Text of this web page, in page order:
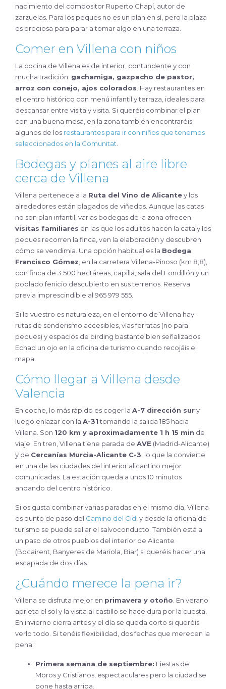
nacimiento del compositor Ruperto Chapí, autor de
zarzuelas. Para los peques no es un plan en sí, pero la plaza
es preciosa para parar a tomar algo en una terraza.
Comer en Villena con niños
La cocina de Villena es de interior, contundente y con
mucha tradición: gachamiga, gazpacho de pastor,
arroz con conejo, ajos colorados . Hay restaurantes en
el centro histórico con menú infantil y terraza, ideales para
descansar entre visita y visita. Si queréis combinar el plan
con una buena mesa, en la zona también encontraréis
algunos de los restaurantes para ir con niños que tenemos
seleccionados en la Comunitat
Bodegas y planes al aire libre
cerca de Villena
Villena pertenece a la Ruta del Vino de Alicantey los
alrededores están plagados de viñedos. Aunque las catas
no son plan infantil, varias bodegas de la zona ofrecen
visitas familiares en las que los adultos hacen la cata y los
peques recorren la finca, ven la elaboración y descubren
cómo se vendimia. Una opción habitual es la Bodega
Francisco Gómez , en la carretera Villena-Pinoso (km 8,8),
con finca de 3.500 hectáreas, capilla, sala del Fondillón y un
poblado fenicio descubierto en sus terrenos. Reserva
previa imprescindible al 965 979 555.
Si lo vuestro es naturaleza, en el entorno de Villena hay
rutas de senderismo accesibles, vías ferratas (no para
peques) y espacios de birding bastante bien señalizados.
Echad un ojo en la oficina de turismo cuando recojáis el
mapa.
Cómo llegar a Villena desde
Valencia
En coche, lo más rápido es coger la A-7 dirección sury
luego enlazar con la A-31tomando la salida 185 hacia
Villena. Son 120 km y aproximadamente 1 h 15 min de
viaje. En tren, Villena tiene parada de AVE (Madrid-Alicante)
y de Cercanías Murcia-Alicante C-3 , lo que la convierte
en una de las ciudades del interior alicantino mejor
comunicadas. La estación queda a unos 10 minutos
andando del centro histórico.
Si os gusta combinar varias paradas en el mismo día, Villena
es punto de paso del Camino del Cid , y desde la oficina de
turismo se puede sellar el salvoconducto. También está a
un paso de otros pueblos del interior de Alicante
(Bocairent, Banyeres de Mariola, Biar) si queréis hacer una
escapada de dos días.
¿Cuándo merece la pena ir?
Villena se disfruta mejor en primavera y otoño . En verano
aprieta el sol y la visita al castillo se hace dura por la cuesta.
En invierno cierra antes y el día se queda corto si queréis
verlo todo. Si tenéis flexibilidad, dos fechas que merecen la
pena:
Primera semana de septiembre: Fiestas de
Moros y Cristianos, espectaculares pero la ciudad se
pone hasta arriba.